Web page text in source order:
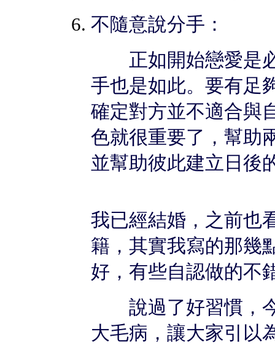
不隨意說分手：
正如開始戀愛是必
手也是如此。要有足
確定對方並不適合與
色就很重要了，幫助
並幫助彼此建立日後
我已經結婚，之前也
籍，其實我寫的那幾
好，有些自認做的不
說過了好習慣，今
大毛病，讓大家引以